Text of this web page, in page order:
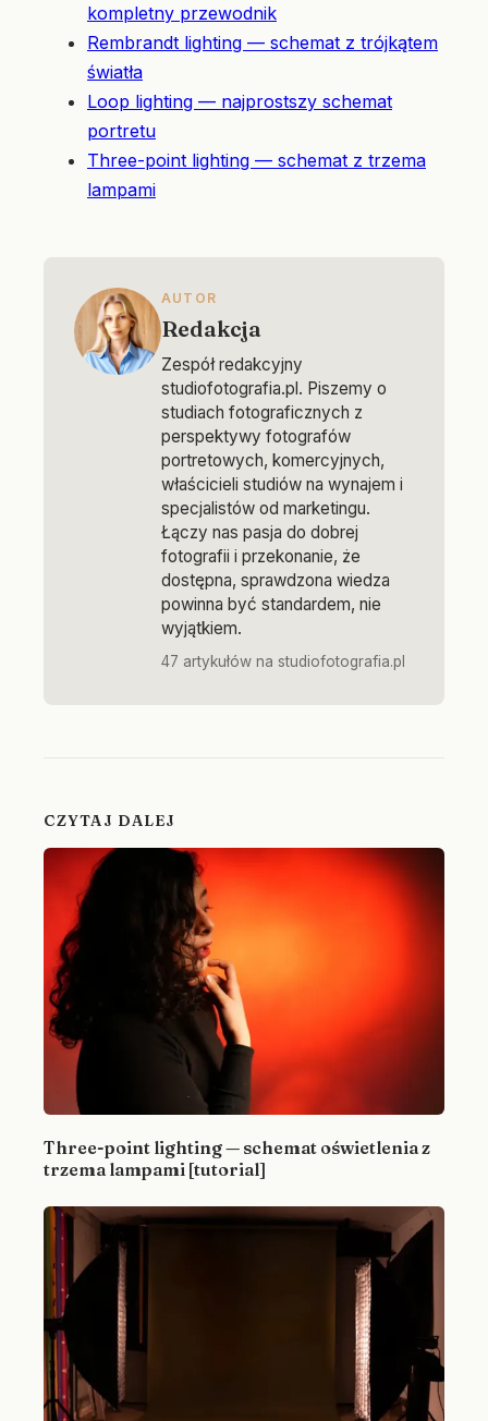
kompletny przewodnik
Rembrandt lighting — schemat z trójkątem
światła
Loop lighting — najprostszy schemat
portretu
Three-point lighting — schemat z trzema
lampami
AUTOR
Redakcja
Zespół redakcyjny
studiofotografia.pl. Piszemy o
studiach fotograficznych z
perspektywy fotografów
portretowych, komercyjnych,
właścicieli studiów na wynajem i
specjalistów od marketingu.
Łączy nas pasja do dobrej
fotografii i przekonanie, że
dostępna, sprawdzona wiedza
powinna być standardem, nie
wyjątkiem.
47 artykułów na studiofotografia.pl
CZYTAJ DALEJ
Three-point lighting — schemat oświetlenia z
trzema lampami [tutorial]